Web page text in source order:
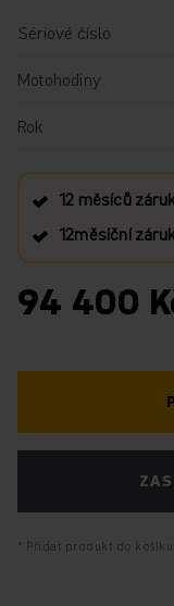
Sériové číslo
Motohodiny
Rok
12 měsíců
12měsíční
94 400
Přidat produkt do košíku